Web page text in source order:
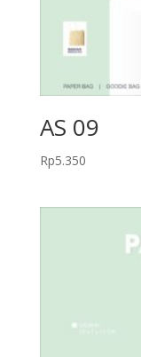
AS 09
Rp5.350